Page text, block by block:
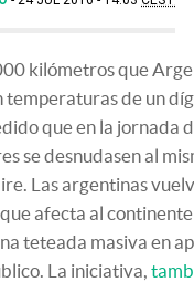
kilómetros que
temperaturas de un
que en la jornada
se desnudasen al
Las argentinas
afecta al
teteada masiva en
La iniciativa,